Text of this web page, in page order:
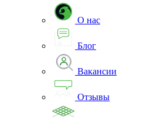
О нас
Блог
Вакансии
Отзывы